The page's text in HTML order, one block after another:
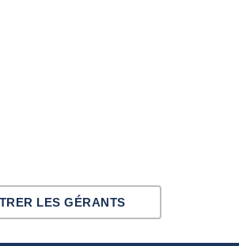
LES GÉRANTS